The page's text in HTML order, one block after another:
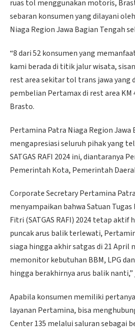
ruas tol menggunakan motoris,
sebaran konsumen yang dilayani
Niaga Region Jawa Bagian Tengah
“8 dari 52 konsumen yang
kami berada di titik jalur wisata,
rest area sekitar tol trans jawa yang
pembelian Pertamax di rest area KM
Brasto.
Pertamina Patra Niaga Region Jawa
mengapresiasi seluruh pihak yang
SATGAS RAFI 2024 ini, diantaranya
Pemerintah Kota, Pemerintah
Corporate Secretary Pertamina
menyampaikan bahwa Satuan Tugas
Fitri (SATGAS RAFI) 2024 tetap aktif
puncak arus balik terlewati,
siaga hingga akhir satgas di 21 April
memonitor kebutuhan BBM, LPG
hingga berakhirnya arus balik
Apabila konsumen memiliki
layanan Pertamina, bisa
Center 135 melalui saluran sebagai